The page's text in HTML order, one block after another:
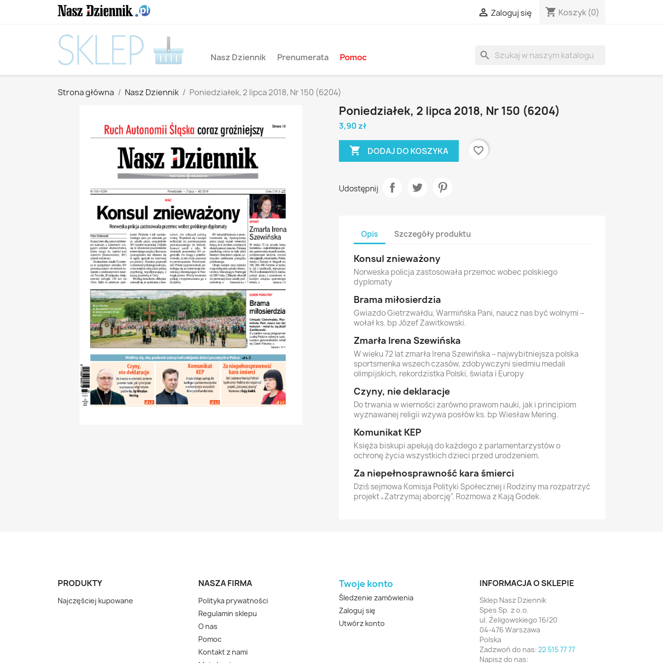
 Zaloguj się shopping_cart Koszyk (0)
Nasz Dziennik Prenumerata Pomoc search
Strona główna Nasz Dziennik Poniedziałek, 2 lipca 2018, Nr 150 (6204)
Poniedziałek, 2 lipca 2018, Nr 150 (6204)
3,90 zł
 DODAJ DO KOSZYKA favorite_border
Udostępnij
Opis Szczegóły produktu
Konsul znieważony
Norweska policja zastosowała przemoc wobec polskiego
dyplomaty
Brama miłosierdzia
Gwiazdo Gietrzwałdu, Warmińska Pani, naucz nas być wolnymi –
wołał ks. bp Józef Zawitkowski.
Zmarła Irena Szewińska
W wieku 72 lat zmarła Irena Szewińska – najwybitniejsza polska
sportsmenka wszech czasów, zdobywczyni siedmiu medali
olimpijskich, rekordzistka Polski, świata i Europy
Czyny, nie deklaracje
Do trwania w wierności zarówno prawom nauki, jak i principiom
wyznawanej religii wzywa posłów ks. bp Wiesław Mering.
Komunikat KEP
Księża biskupi apelują do każdego z parlamentarzystów o
ochronę życia wszystkich dzieci przed urodzeniem.
Za niepełnosprawność kara śmierci
Dziś sejmowa Komisja Polityki Społecznej i Rodziny ma rozpatrzyć
projekt „Zatrzymaj aborcję”. Rozmowa z Kają Godek.
PRODUKTY
Najczęściej kupowane
NASZA FIRMA
Polityka prywatności
Regulamin sklepu
O nas
Pomoc
Kontakt z nami
Twoje konto
Śledzenie zamówienia
Zaloguj się
Utwórz konto
INFORMACJA O SKLEPIE
Sklep Nasz Dziennik
Spes Sp. z o.o.
ul. Żeligowskiego 16/20
04-476 Warszawa
Polska
Zadzwoń do nas: 22 515 77 77
Napisz do nas: